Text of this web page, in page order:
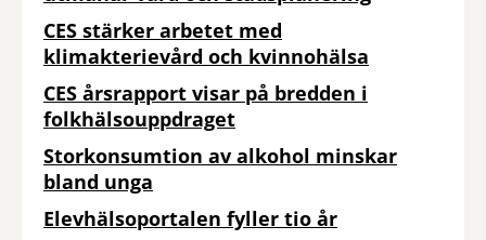
CES stärker arbetet med
klimakterievård och kvinnohälsa
CES årsrapport visar på bredden i
folkhälsouppdraget
Storkonsumtion av alkohol minskar
bland unga
Elevhälsoportalen fyller tio år